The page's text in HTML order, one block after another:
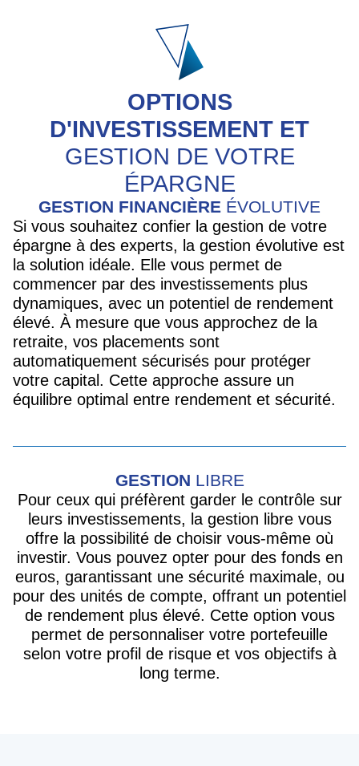
OPTIONS
D'INVESTISSEMENT ET
GESTION DE VOTRE
ÉPARGNE
GESTION FINANCIÈRE ÉVOLUTIVE
Si vous souhaitez confier la gestion de votre
épargne à des experts, la gestion évolutive est
la solution idéale. Elle vous permet de
commencer par des investissements plus
dynamiques, avec un potentiel de rendement
élevé. À mesure que vous approchez de la
retraite, vos placements sont
automatiquement sécurisés pour protéger
votre capital. Cette approche assure un
équilibre optimal entre rendement et sécurité.
GESTION LIBRE
Pour ceux qui préfèrent garder le contrôle sur
leurs investissements, la gestion libre vous
offre la possibilité de choisir vous-même où
investir. Vous pouvez opter pour des fonds en
euros, garantissant une sécurité maximale, ou
pour des unités de compte, offrant un potentiel
de rendement plus élevé. Cette option vous
permet de personnaliser votre portefeuille
selon votre profil de risque et vos objectifs à
long terme.